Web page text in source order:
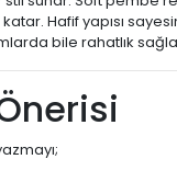
Hafif yapısı
bile rahatlık